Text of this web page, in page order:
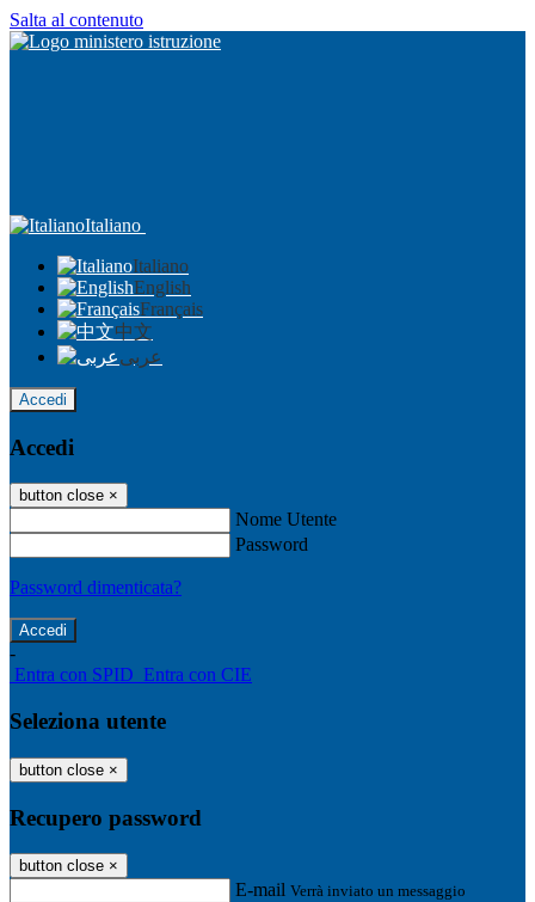
Salta al contenuto
Italiano
Italiano
English
Français
中文
عربى
Accedi
Accedi
button close ×
Nome Utente
Password
Password dimenticata?
-
Entra con SPID Entra con CIE
Seleziona utente
button close ×
Recupero password
button close ×
E-mail Verrà inviato un messaggio